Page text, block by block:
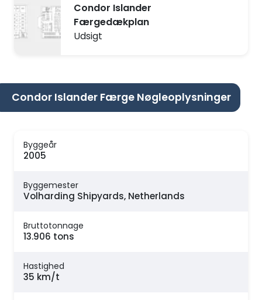
Condor Islander
Færgedækplan
Udsigt
Condor Islander Færge Nøgleoplysninger
Byggeår
2005
Byggemester
Volharding Shipyards, Netherlands
Bruttotonnage
13.906 tons
Hastighed
35 km/t